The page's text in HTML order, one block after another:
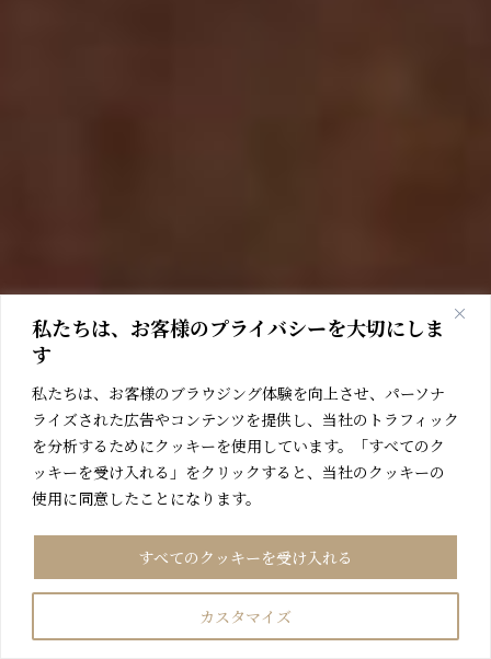
私たちは、お客様のプライバシーを大切にしま
す
私たちは、お客様のブラウジング体験を向上させ、パーソナ
ライズされた広告やコンテンツを提供し、当社のトラフィック
を分析するためにクッキーを使用しています。「すべてのク
ッキーを受け入れる」をクリックすると、当社のクッキーの
使用に同意したことになります。
カスタマイズ
すべてのクッキーを受け入れる